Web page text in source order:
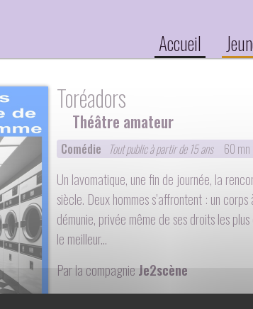
Accueil
Toréadors
Théâtre amateur
Comédie Tout public à partir de 15 ans 60 mn
Un lavomatique, une fin de journée, la
siècle. Deux hommes s’affrontent : un
démunie, privée même de ses droits les
le meilleur...
Par la compagnie Je2scène
Un spectacle écrit par :